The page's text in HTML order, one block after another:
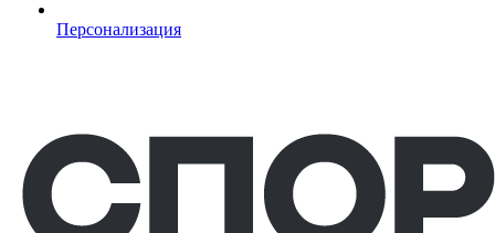
Персонализация